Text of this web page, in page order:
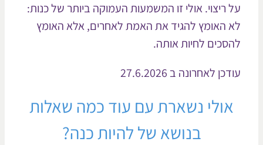
ריצוי. אולי זו המשמעות העמוקה ביותר של כנות:
האומץ להגיד את האמת לאחרים, אלא האומץ
לחיות אותה.
לאחרונה ב 27.6.2026
נשארת עם עוד כמה שאלות
בנושא של להיות כנה?